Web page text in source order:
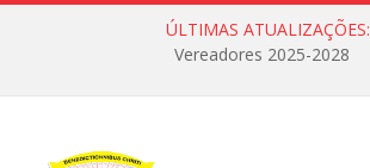
ÚLTIMAS ATUALIZAÇÕES:
Vereadores 2025-2028